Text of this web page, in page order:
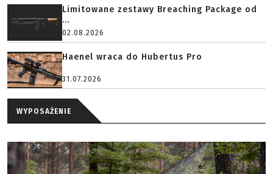
Limitowane zestawy Breaching Package od
...
02.08.2026
Haenel wraca do Hubertus Pro
31.07.2026
WYPOSAŻENIE